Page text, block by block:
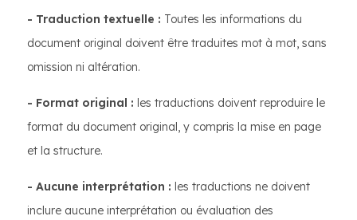
- Traduction textuelle : Toutes les informations du
document original doivent être traduites mot à mot, sans
omission ni altération.
- Format original : les traductions doivent reproduire le
format du document original, y compris la mise en page
et la structure.
- Aucune interprétation : les traductions ne doivent
inclure aucune interprétation ou évaluation des